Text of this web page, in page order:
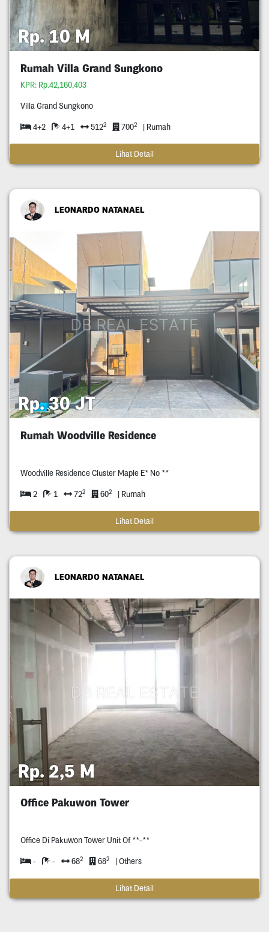
Rp. 10 M
Rumah Villa Grand Sungkono
KPR: Rp.42,160,403
Villa Grand Sungkono
4+2 4+1 5122 7002 | Rumah
Lihat Detail
LEONARDO NATANAEL
Rp. 30 JT
Rumah Woodville Residence
Woodville Residence Cluster Maple E* No **
2 1 722 602 | Rumah
Lihat Detail
LEONARDO NATANAEL
Rp. 2,5 M
Office Pakuwon Tower
Office Di Pakuwon Tower Unit Of **-**
- - 682 682 | Others
Lihat Detail